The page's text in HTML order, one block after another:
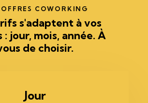
COWORKING
s'adaptent à vos
: jour, mois, année. À
de choisir.
Jour